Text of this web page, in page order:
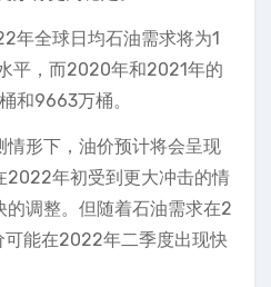
年全球日均石油需求将为1
平，而2020年和2021年的
和9663万桶。
形下，油价预计将会呈现
2022年初受到更大冲击的情
的调整。但随着石油需求在2
能在2022年二季度出现快